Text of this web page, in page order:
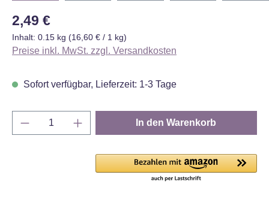
Regulärer Preis:
2,49 €
Inhalt: 0.15 kg (16,60 € / 1 kg)
Preise inkl. MwSt. zzgl. Versandkosten
Sofort verfügbar, Lieferzeit: 1-3 Tage
Produkt Anzahl: Gib den gewünschten
In den Warenkorb